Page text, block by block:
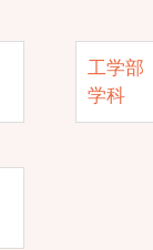
工学部
学科